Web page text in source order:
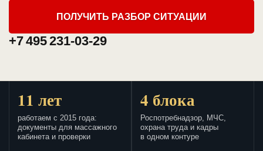
ПОЛУЧИТЬ РАЗБОР СИТУАЦИИ
+7 495 231-03-29
11 лет
работаем с 2015 года:
документы для массажного
кабинета и проверки
4 блока
Роспотребнадзор, МЧС,
охрана труда и кадры
в одном контуре